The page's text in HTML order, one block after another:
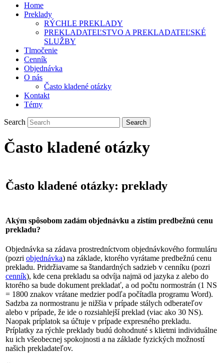
Home
Preklady
RÝCHLE PREKLADY
PREKLADATEĽSTVO A PREKLADATEĽSKÉ
SLUŽBY
Tlmočenie
Cenník
Objednávka
O nás
Často kladené otázky
Kontakt
Témy
Search
Často kladené otázky
Často kladené otázky: preklady
Akým spôsobom zadám objednávku a zistím predbežnú cenu
prekladu?
Objednávka sa zádava prostredníctvom objednávkového formuláru
(pozri objednávka) na základe, ktorého vyrátame predbežnú cenu
prekladu. Pridržiavame sa štandardných sadzieb v cenníku (pozri
cenník), kde cena prekladu sa odvíja najmä od jazyka z alebo do
ktorého sa bude dokument prekladať, a od počtu normostrán (1 NS
= 1800 znakov vrátane medzier podľa počítadla programu Word).
Sadzba za normostranu je nižšia v prípade stálych odberateľov
alebo v prípade, že ide o rozsiahlejší preklad (viac ako 30 NS).
Naopak príplatok sa účtuje v prípade expresného prekladu.
Príplatky za rýchle preklady budú dohodnuté s klietmi individuálne
ku ich všeobecnej spokojnosti a na základe fyzických možností
našich prekladateľov.